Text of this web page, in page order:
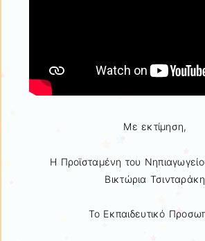
Με εκτίμηση,
Η Προϊσταμένη του
Βικτώρια Τσινταράκη
Το Εκπαιδευτικό